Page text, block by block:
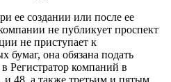
ее создании или после ее
не публикует проспект
не приступает к
бумаг, она обязана подать
Регистратор компаний в
и 48, а также третьим и пятым